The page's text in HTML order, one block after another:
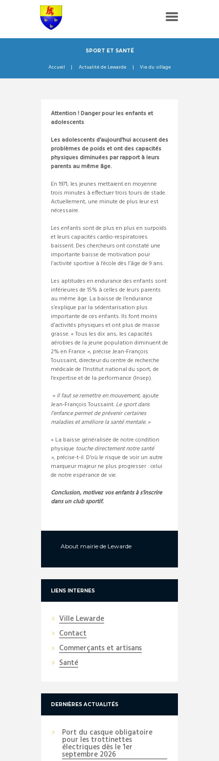
SPORT ET SANTÉ
Accueil Actualité de Lewarde Vie du village
Attention ! Danger pour les enfants et
adolescents
Les adolescents d’aujourd’hui accusent des
problèmes de poids et ont des capacités
physiques diminuées par rapport à leurs
parents au même âge.
En 1971, les jeunes mettaient en moyenne
trois minutes à effectuer trois tours de stade.
Actuellement, une minute de plus leur est
nécessaire.
Les enfants sont de plus en plus en surpoids
et leurs capacités cardio-respiratoires
baissent. Des chercheurs ont constaté une
importante baisse de motivation pour
l’activité sportive à l’école dès l’âge de 9 ans.
Les aptitudes en endurance des enfants sont
inférieures de 15% à celles de leurs parents
au même âge. La baisse de l’endurance
s’explique par la sédentarisation plus
importante de ces enfants. Ils font moins
d’activités physiques et ont plus de masse
grasse. « Tous les dix ans, les capacités
aérobies de la jeune population diminuent de
2% en France », précise Jean-François
Toussaint, directeur du centre de recherche
médicale de l’Institut national du sport, de
l’expertise et de la performance (Insep).
« Il faut se remettre en mouvement, ajoute
Jean-François Toussaint. Le sport dans
l’enfance permet de prévenir certaines
maladies et améliore la santé mentale. »
« La baisse généralisée de notre condition
physique touche directement notre santé
», précise-t-il. D’où le risque de voir un autre
marqueur majeur ne plus progresser : celui
de notre espérance de vie.
Conclusion, motivez vos enfants à s’inscrire
dans un club sportif.
About mairie de Lewarde
LIENS INTERNES
Ville Lewarde
Contact
Commerçants et artisans
Santé
DERNIÈRES ACTUALITÉS
Port du casque obligatoire
pour les trottinettes
électriques dès le 1er
septembre 2026